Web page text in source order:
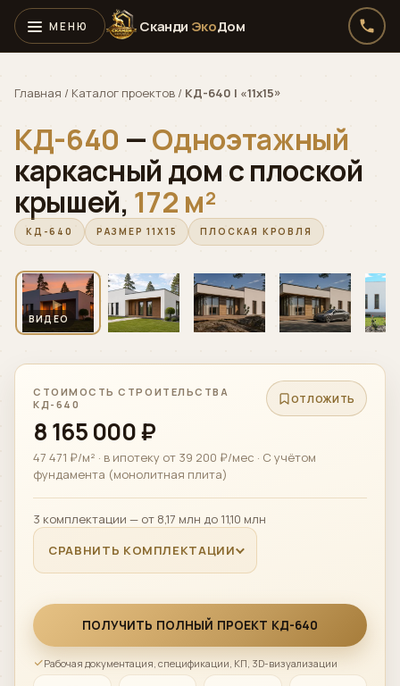
Сканди ЭкоДом
Главная / Каталог проектов / КД-640 | «11х15»
КД-640 —Одноэтажный
каркасный дом с плоской
крышей, 172 м²
КД-640 РАЗМЕР 11Х15 ПЛОСКАЯ КРОВЛЯ
▶ОБЛЁТ 01 / 13
‹
▶
ВИДЕО
ОТЛОЖИТЬ
СТОИМОСТЬ СТРОИТЕЛЬСТВА
КД-640
8 165 000 ₽
47 471 ₽/м² · в ипотеку от 39 200 ₽/мес · С учётом
фундамента (монолитная плита)
3 комплектации — от 8,17 млн до 11,10 млн
СРАВНИТЬ КОМПЛЕКТАЦИИ
ПОЛУЧИТЬ ПОЛНЫЙ ПРОЕКТ КД-640
Рабочая документация, спецификации, КП, 3D-визуализации
Алексей · СкандиЭко Дом
Онлайн · консультирует по проектам, ценам и ипотеке
Telegram
Быстрый ответ ›
WhatsApp
Напишите нам
Сообщество
Напишите нам